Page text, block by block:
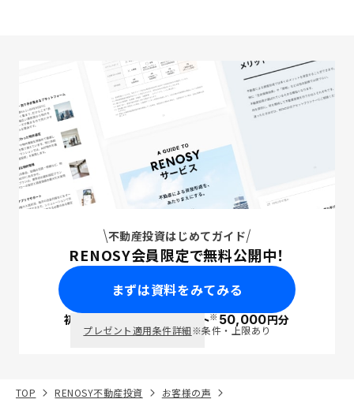
不動産投資はじめてガイド
RENOSY会員限定で無料公開中！
まずは資料をみてみる
初回面談で ポイント※50,000円分
プレゼント適用条件詳細※条件・上限あり
TOP RENOSY不動産投資
お客様の声